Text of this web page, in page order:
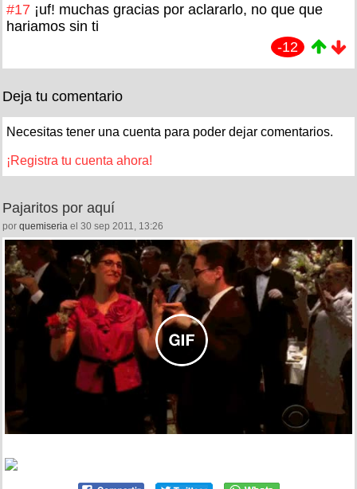
#17 ¡uf! muchas gracias por aclararlo, no que que
hariamos sin ti
-12
Deja tu comentario
Necesitas tener una cuenta para poder dejar comentarios.
¡Registra tu cuenta ahora!
Pajaritos por aquí
por quemiseria el 30 sep 2011, 13:26